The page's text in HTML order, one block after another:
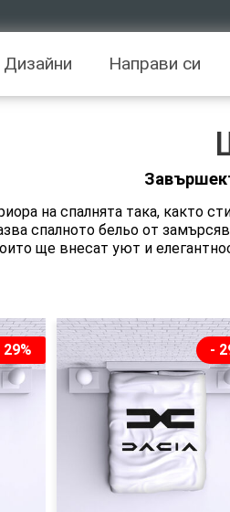
Дизайни Направи си
на спалнята така, както
спалното бельо от
ще внесат уют и
29% -